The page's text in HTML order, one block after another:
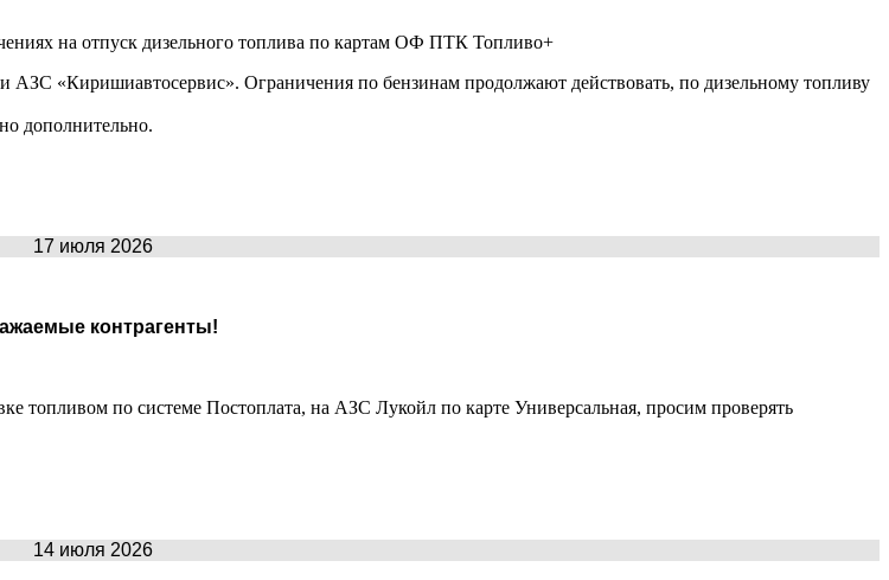
на отпуск дизельного топлива по картам ОФ ПТК Топливо+
«Киришиавтосервис». Ограничения по бензинам продолжают действовать, по дизельному топливу
дополнительно.
17 июля 2026
контрагенты!
топливом по системе Постоплата, на АЗС Лукойл по карте Универсальная, просим проверять
14 июля 2026